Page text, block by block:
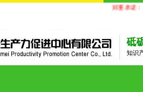
郑重承诺：
砥
知识